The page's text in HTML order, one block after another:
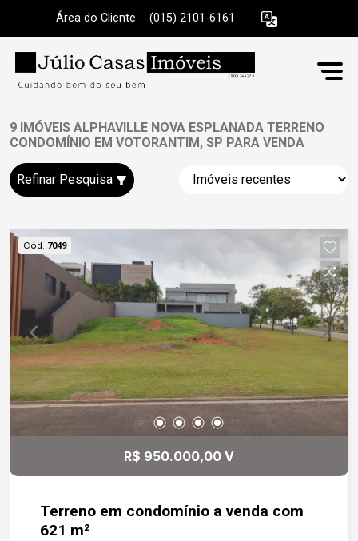
Área do Cliente (015) 2101-6161
9 IMÓVEIS ALPHAVILLE NOVA ESPLANADA TERRENO
CONDOMÍNIO EM VOTORANTIM, SP PARA VENDA
Refinar Pesquisa
Cód. 7049
R$ 950.000,00 V
Terreno em condomínio a venda com
621 m²